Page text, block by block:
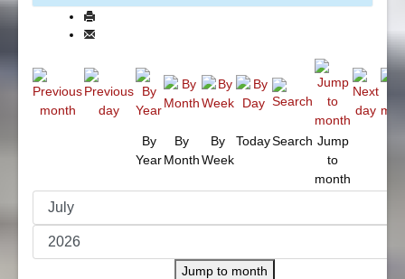
By
Year
By
Month
By
Week
TodaySearch Jump
to
month
Jump to month